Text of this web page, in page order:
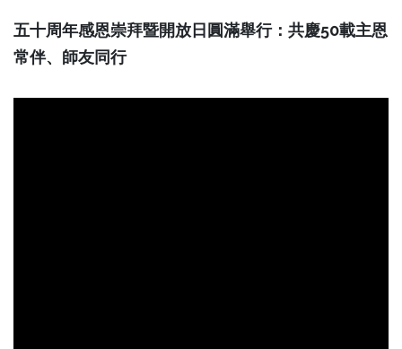
五十周年感恩崇拜暨開放日圓滿舉行：共慶50載主恩
常伴、師友同行